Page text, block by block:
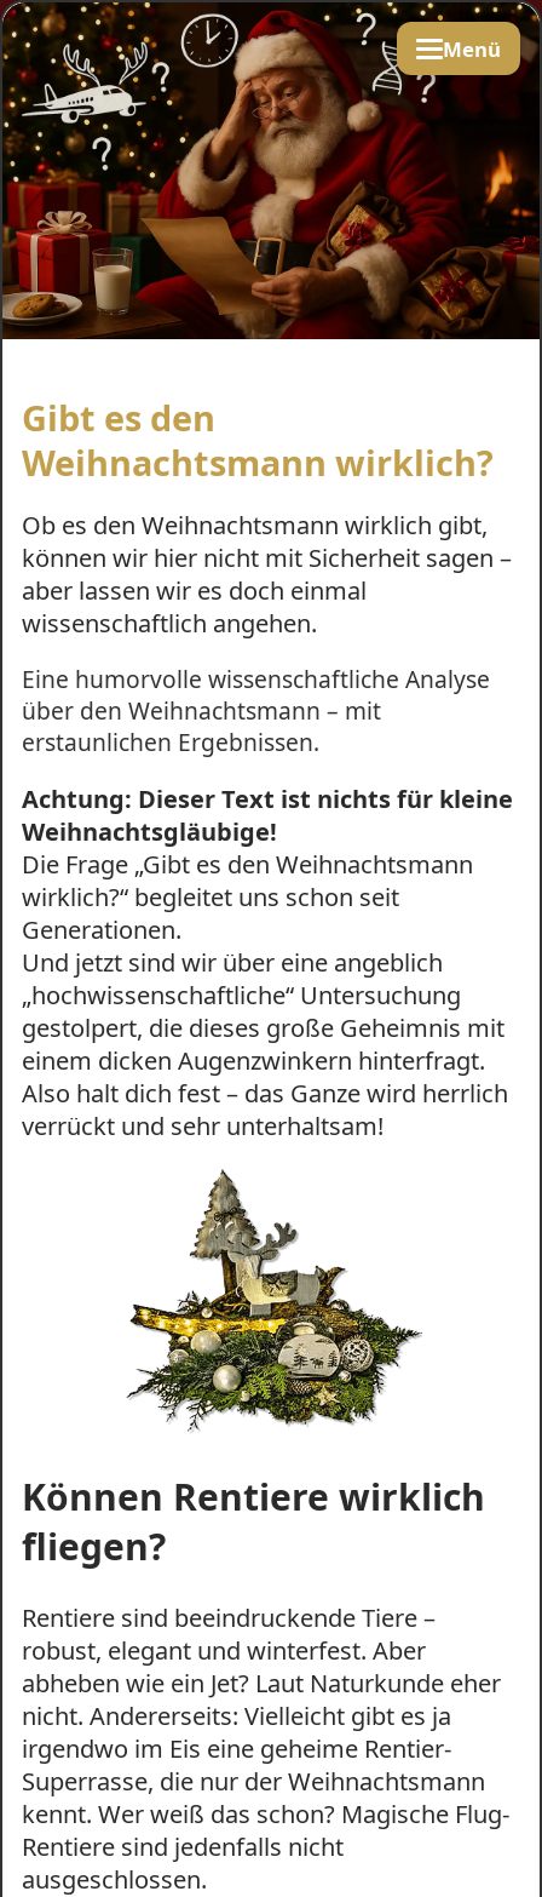
Menü
Gibt es den
Weihnachtsmann wirklich?
Ob es den Weihnachtsmann wirklich gibt,
können wir hier nicht mit Sicherheit sagen –
aber lassen wir es doch einmal
wissenschaftlich angehen.
Eine humorvolle wissenschaftliche Analyse
über den Weihnachtsmann – mit
erstaunlichen Ergebnissen.
Achtung: Dieser Text ist nichts für kleine
Weihnachtsgläubige!
Die Frage „Gibt es den Weihnachtsmann
wirklich?“ begleitet uns schon seit
Generationen.
Und jetzt sind wir über eine angeblich
„hochwissenschaftliche“ Untersuchung
gestolpert, die dieses große Geheimnis mit
einem dicken Augenzwinkern hinterfragt.
Also halt dich fest – das Ganze wird herrlich
verrückt und sehr unterhaltsam!
Können Rentiere wirklich
fliegen?
Rentiere sind beeindruckende Tiere –
robust, elegant und winterfest. Aber
abheben wie ein Jet? Laut Naturkunde eher
nicht. Andererseits: Vielleicht gibt es ja
irgendwo im Eis eine geheime Rentier-
Superrasse, die nur der Weihnachtsmann
kennt. Wer weiß das schon? Magische Flug-
Rentiere sind jedenfalls nicht
ausgeschlossen.